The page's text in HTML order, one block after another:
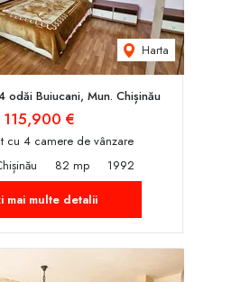
Harta
odăi Buiucani, Mun. Chișinău
115,900 €
cu 4 camere de vânzare
82 mp
1992
mai multe detalii